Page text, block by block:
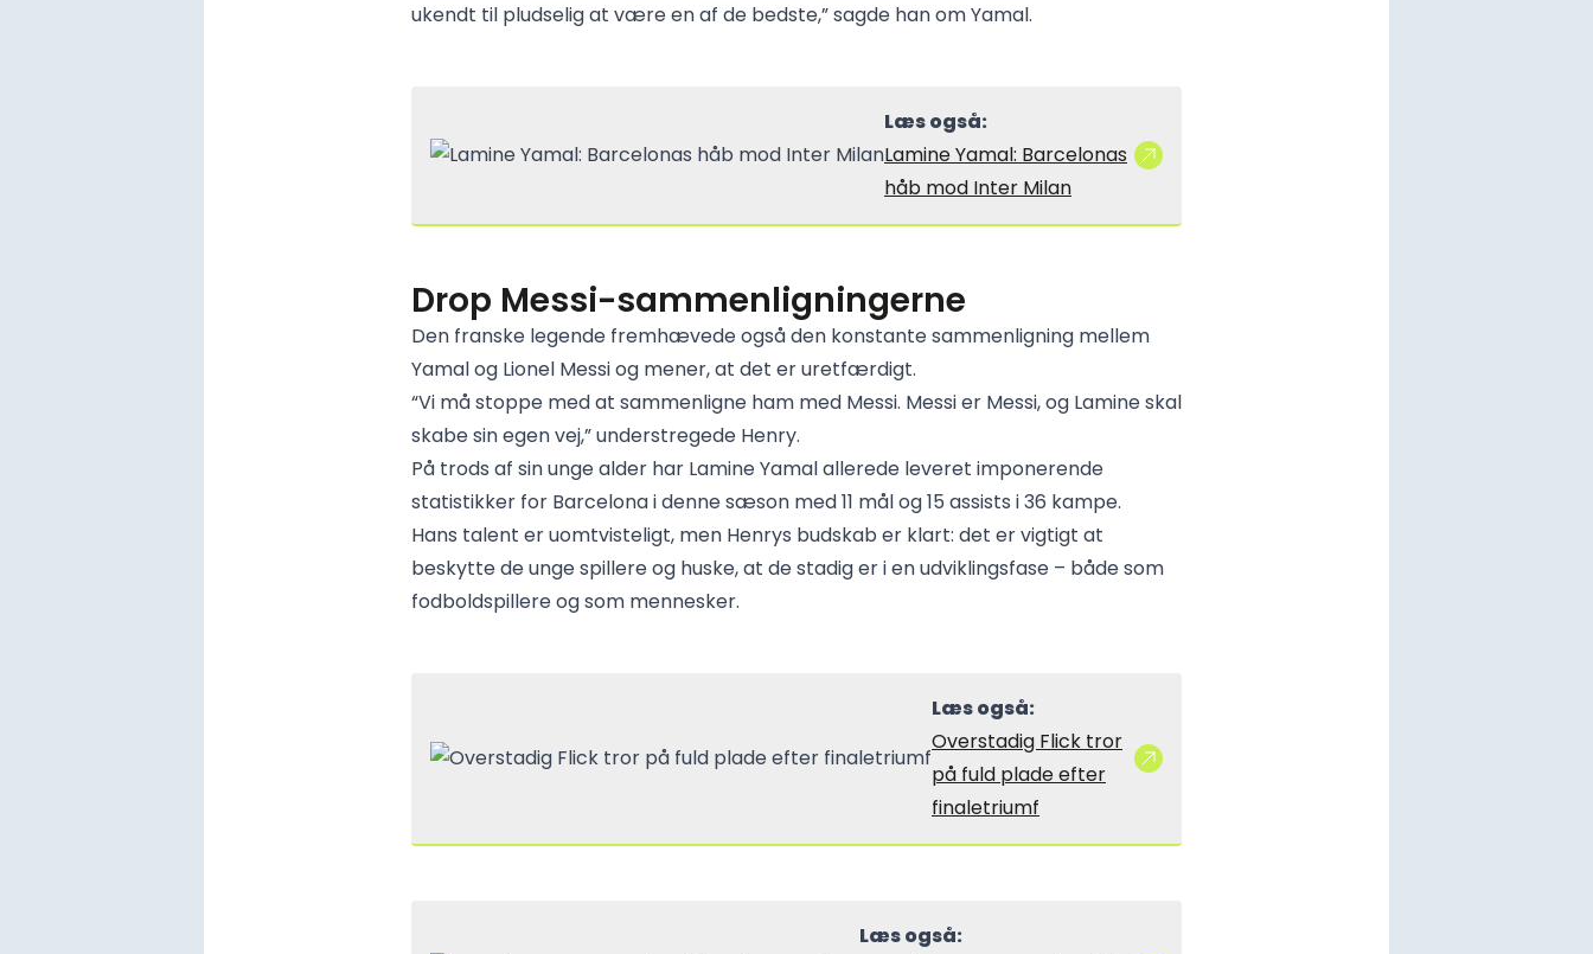
ukendt til pludselig at være en af de bedste,” sagde han om Yamal.
Læs også:
Lamine Yamal: Barcelonas
håb mod Inter Milan
Drop Messi-sammenligningerne
Den franske legende fremhævede også den konstante sammenligning mellem
Yamal og Lionel Messi og mener, at det er uretfærdigt.
“Vi må stoppe med at sammenligne ham med Messi. Messi er Messi, og Lamine skal
skabe sin egen vej,” understregede Henry.
På trods af sin unge alder har Lamine Yamal allerede leveret imponerende
statistikker for Barcelona i denne sæson med 11 mål og 15 assists i 36 kampe.
Hans talent er uomtvisteligt, men Henrys budskab er klart: det er vigtigt at
beskytte de unge spillere og huske, at de stadig er i en udviklingsfase – både som
fodboldspillere og som mennesker.
Læs også:
Overstadig Flick tror
på fuld plade efter
finaletriumf
Læs også: